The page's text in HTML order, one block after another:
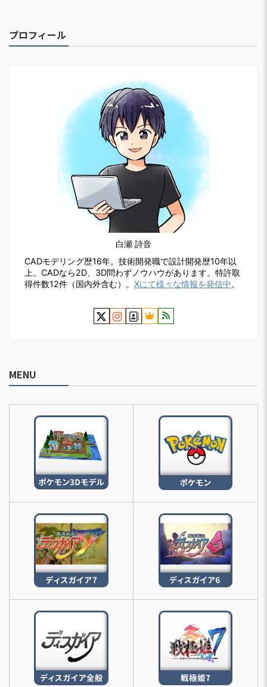
プロフィール
白瀬 詩音
CADモデリング歴16年。技術開発職で設計開発歴10年以
上。CADなら2D、3D問わずノウハウがあります。特許取
得件数12件（国内外含む）。 Xにて様々な情報を発信中 。
MENU